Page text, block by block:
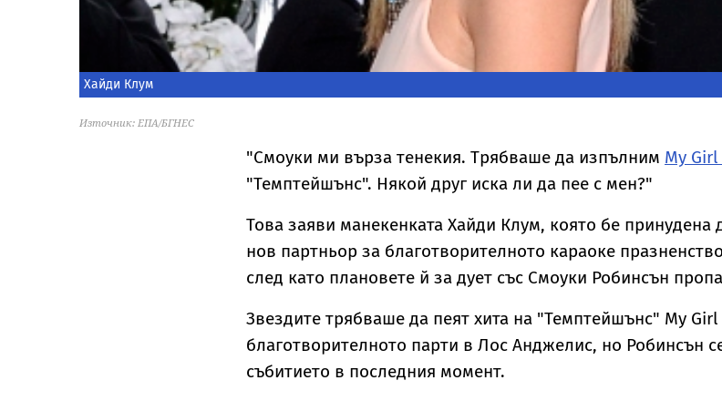
Хайди Клум
Източник: ЕПА/БГНЕС
"Смоуки ми върза тенекия. Трябваше да изпълним My Girl
"Темптейшънс". Някой друг иска ли да пее с мен?"
Това заяви манекенката Хайди Клум, която бе принудена
нов партньор за благотворителното караоке
след като плановете й за дует със Смоуки Робинсън
Звездите трябваше да пеят хита на "Темптейшънс" My
благотворителното парти в Лос Анджелис, но Робинсън
събитието в последния момент.